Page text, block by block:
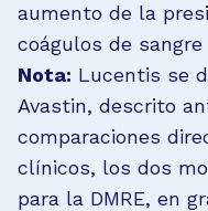
aumento de la
coágulos de sangre
Nota: Lucentis se
Avastin, descrito
comparaciones
clínicos, los dos
para la DMRE, en